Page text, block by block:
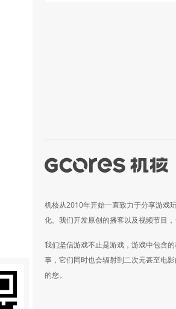
机核从2010年开始一直致力于分享游戏
化。我们开发原创的播客以及视频节目
我们坚信游戏不止是游戏，游戏中包含
事，它们同时也会辐射到二次元甚至电
的您。